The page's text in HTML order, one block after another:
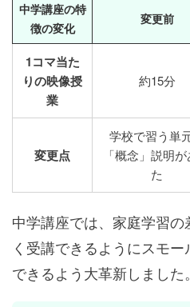
中学講座の特
徴の変化
変更前
1コマ当た
りの映像授
業
約15分
変更点
学校で習う単
「概念」説明
た
中学講座では、家庭学習
く受講できるようにスモ
できるよう大革新しました。